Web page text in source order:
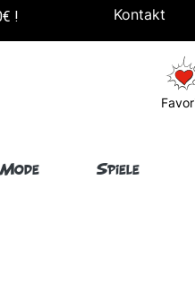
! Kostenlose Lieferung
Kontakt
Spiele